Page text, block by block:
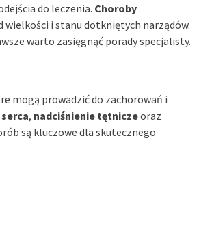
do leczenia. Choroby
wielkości i stanu dotkniętych narządów.
warto zasięgnąć porady specjalisty.
mogą prowadzić do zachorowań i
, nadciśnienie tętniczeoraz
są kluczowe dla skutecznego